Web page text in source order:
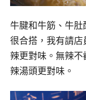
牛腱和牛筋、牛
很合搭，我有請
辣更對味。無辣
辣湯頭更對味。